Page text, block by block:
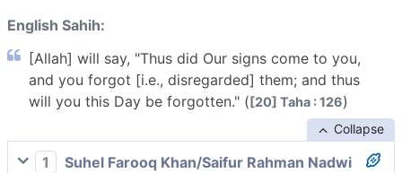
English Sahih:
[Allah] will say, "Thus did Our signs come to you,
and you forgot [i.e., disregarded] them; and thus
will you this Day be forgotten." ([20] Taha : 126)
Collapse
1
Suhel Farooq Khan/Saifur Rahman Nadwi